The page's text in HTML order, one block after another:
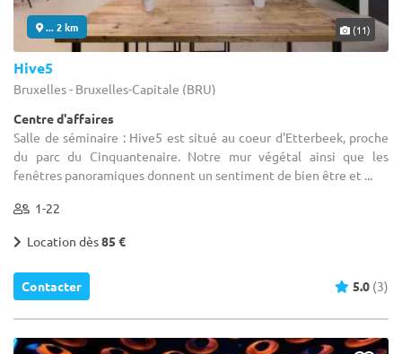
... 2 km (11)
Hive5
Bruxelles - Bruxelles-Capitale (BRU)
Centre d'affaires
Salle de séminaire : Hive5 est situé au coeur d'Etterbeek, proche
du parc du Cinquantenaire. Notre mur végétal ainsi que les
fenêtres panoramiques donnent un sentiment de bien être et ...
1-22
Location dès85 €
Contacter 5.0 (3)